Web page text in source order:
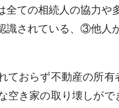
ての相続人の協力
識されている、③他人
ておらず不動産の所
空き家の取り壊しが